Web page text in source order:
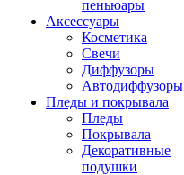
пеньюары
Аксессуары
Косметика
Свечи
Диффузоры
Автодиффузоры
Пледы и покрывала
Пледы
Покрывала
Декоративные
подушки